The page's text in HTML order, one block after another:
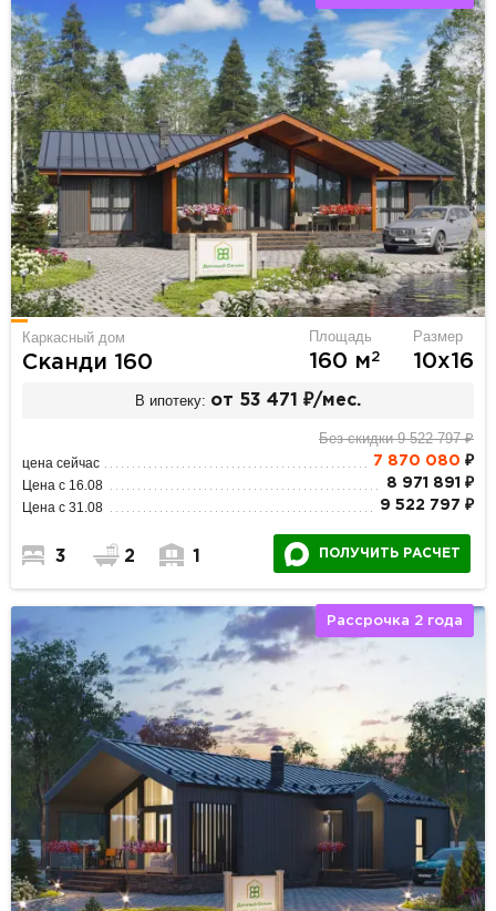
Каркасный дом
Сканди 160
Площадь
160 м2
Размер
10х16
В ипотеку: от 53 471 ₽/мес.
Без скидки 9 522 797 ₽
цена сейчас 7 870 080 ₽
Цена с 16.08 8 971 891 ₽
Цена с 31.08 9 522 797 ₽
3 2 1 ПОЛУЧИТЬ РАСЧЕТ
Рассрочка 2 года